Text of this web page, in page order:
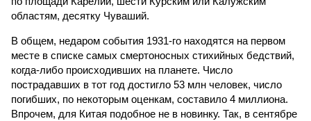
целые города. Водой залило 130 тыс. квадратных
километров (а это больше территорий Оренбургской или
Кировской областей), 2 млн человек остались без крова,
ещё столько же погибли в результате спровоцированной
катастрофой пандемии.
Третье место по кровожадности в рейтинге стихийных
бедствий занимает смертоносный циклон Бхола 1970 года,